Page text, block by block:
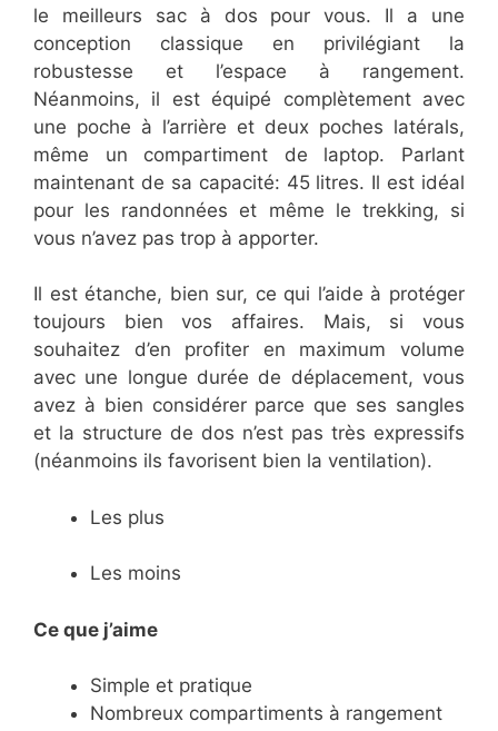
le meilleurs sac à dos pour vous. Il a une
conception classique en privilégiant la
robustesse et l’espace à rangement.
Néanmoins, il est équipé complètement avec
une poche à l’arrière et deux poches latérals,
même un compartiment de laptop. Parlant
maintenant de sa capacité: 45 litres. Il est idéal
pour les randonnées et même le trekking, si
vous n’avez pas trop à apporter.
Il est étanche, bien sur, ce qui l’aide à protéger
toujours bien vos affaires. Mais, si vous
souhaitez d’en profiter en maximum volume
avec une longue durée de déplacement, vous
avez à bien considérer parce que ses sangles
et la structure de dos n’est pas très expressifs
(néanmoins ils favorisent bien la ventilation).
Les plus
Les moins
Ce que j’aime
Simple et pratique
Nombreux compartiments à rangement